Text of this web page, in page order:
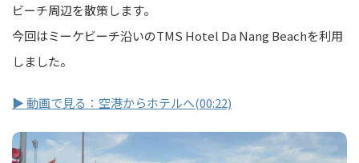
ビーチ周辺を散策します。
今回はミーケビーチ沿いのTMS Hotel Da Nang Beachを利用
しました。
▶ 動画で見る：空港からホテルへ(00:22)